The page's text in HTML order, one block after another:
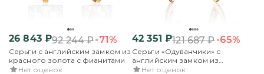
26 843₽92 244₽-71%
Серьги с английским замком из
красного золота с фианитами
Нет оценок
42 351 ₽121 687₽-65%
Серьги «Одуванчики» с
английским замком из
красного золота с фианитами
Нет оценок